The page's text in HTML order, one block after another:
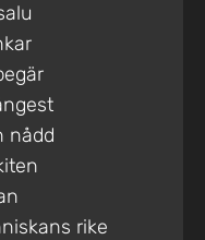
nådd
rike